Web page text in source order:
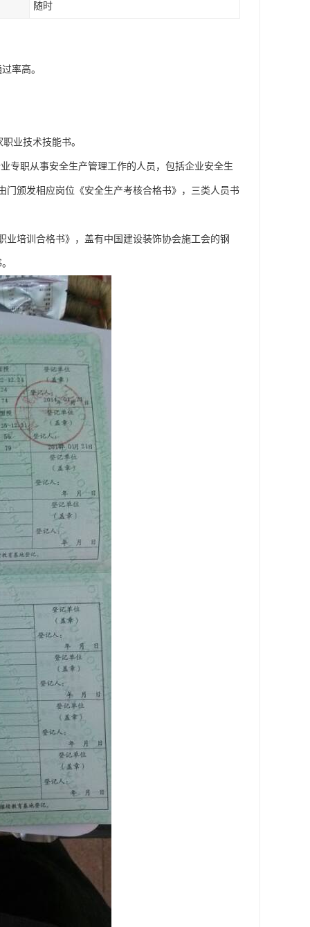
随时
率高。
业技术技能书。
专职从事安全生产管理工作的人员，包括企业安全生
颁发相应岗位《安全生产考核合格书》，三类人员书
培训合格书》，盖有中国建设装饰协会施工会的钢